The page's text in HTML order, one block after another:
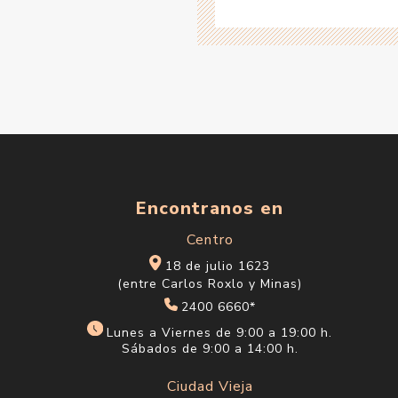
Encontranos en
Centro
18 de julio 1623
(entre Carlos Roxlo y Minas)
2400 6660*
Lunes a Viernes de 9:00 a 19:00 h.
Sábados de 9:00 a 14:00 h.
Ciudad Vieja